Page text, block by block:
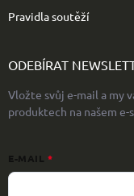
Pravidla soutěží
ODEBÍRAT
Vložte svůj e-mail a my
produktech na našem e-
E-MAIL